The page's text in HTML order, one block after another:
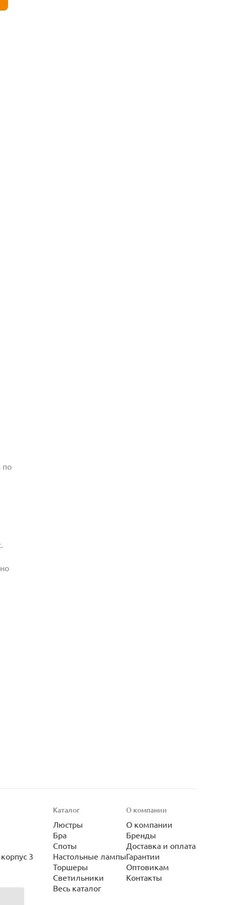
по
3
Каталог
Люстры
Бра
Споты
Настольные лампы
Торшеры
Светильники
Весь каталог
О компании
О компании
Бренды
Доставка и оплата
Гарантии
Оптовикам
Контакты